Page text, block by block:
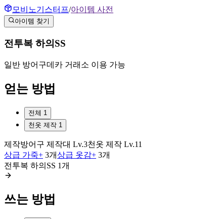
모비노기스터프/아이템 사전
아이템 찾기
전투복 하의SS
일반 방어구데카 거래소 이용 가능
얻는 방법
전체 1
천옷 제작 1
제작방어구 제작대 Lv.3천옷 제작 Lv.11
상급 가죽+ 3개상급 옷감+ 3개
전투복 하의SS 1개
쓰는 방법